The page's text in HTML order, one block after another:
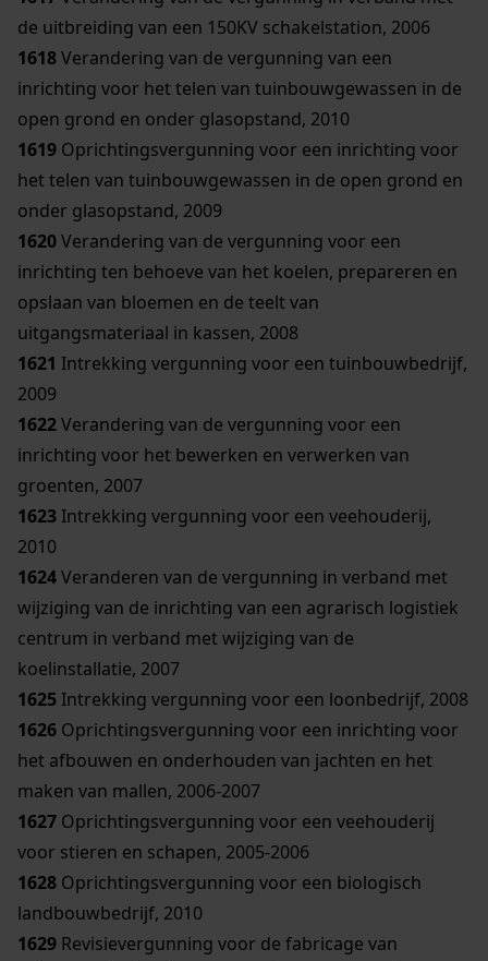
de uitbreiding van een 150KV schakelstation, 2006
1618Verandering van de vergunning van een
inrichting voor het telen van tuinbouwgewassen in de
open grond en onder glasopstand, 2010
1619 Oprichtingsvergunning voor een inrichting voor
het telen van tuinbouwgewassen in de open grond en
onder glasopstand, 2009
1620Verandering van de vergunning voor een
inrichting ten behoeve van het koelen, prepareren en
opslaan van bloemen en de teelt van
uitgangsmateriaal in kassen, 2008
1621 Intrekking vergunning voor een tuinbouwbedrijf,
2009
1622Verandering van de vergunning voor een
inrichting voor het bewerken en verwerken van
groenten, 2007
1623 Intrekking vergunning voor een veehouderij,
2010
1624Veranderen van de vergunning in verband met
wijziging van de inrichting van een agrarisch logistiek
centrum in verband met wijziging van de
koelinstallatie, 2007
1625 Intrekking vergunning voor een loonbedrijf, 2008
1626 Oprichtingsvergunning voor een inrichting voor
het afbouwen en onderhouden van jachten en het
maken van mallen, 2006-2007
1627 Oprichtingsvergunning voor een veehouderij
voor stieren en schapen, 2005-2006
1628 Oprichtingsvergunning voor een biologisch
landbouwbedrijf, 2010
1629 Revisievergunning voor de fabricage van